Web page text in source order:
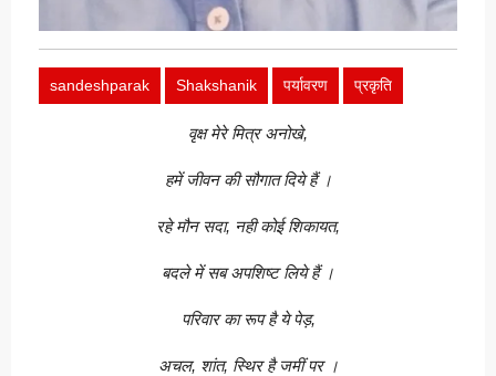
sandeshparak Shakshanik पर्यावरण प्रकृति
वृक्ष मेरे मित्र अनोखे,
हमें जीवन की सौगात दिये हैं ।
रहे मौन सदा, नही कोई शिकायत,
बदले में सब अपशिष्ट लिये हैं ।
परिवार का रूप है ये पेड़,
अचल, शांत, स्थिर है जमीं पर ।